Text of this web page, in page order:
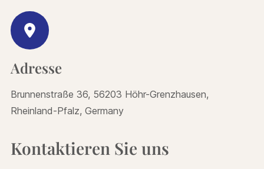
Adresse
Brunnenstraße 36, 56203 Höhr-Grenzhausen,
Rheinland-Pfalz, Germany
Kontaktieren Sie uns